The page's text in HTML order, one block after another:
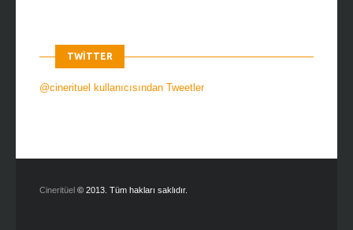
TWITTER
@cinerituel kullanıcısından Tweetler
Cineritüel © 2013. Tüm hakları saklıdır.